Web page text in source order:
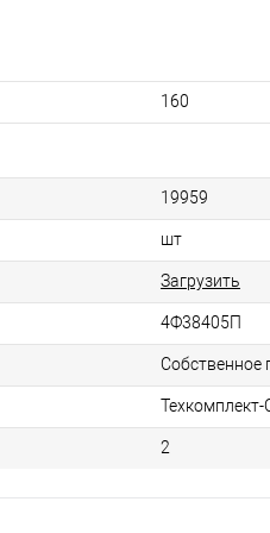
160
19959
шт
Загрузить
4Ф38405П
Собственное
Техкомплект-
2